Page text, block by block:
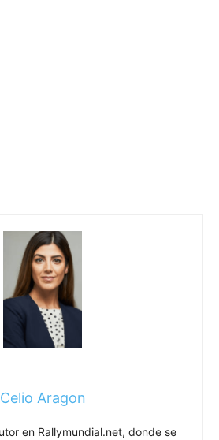
Celio Aragon
en Rallymundial.net, donde se